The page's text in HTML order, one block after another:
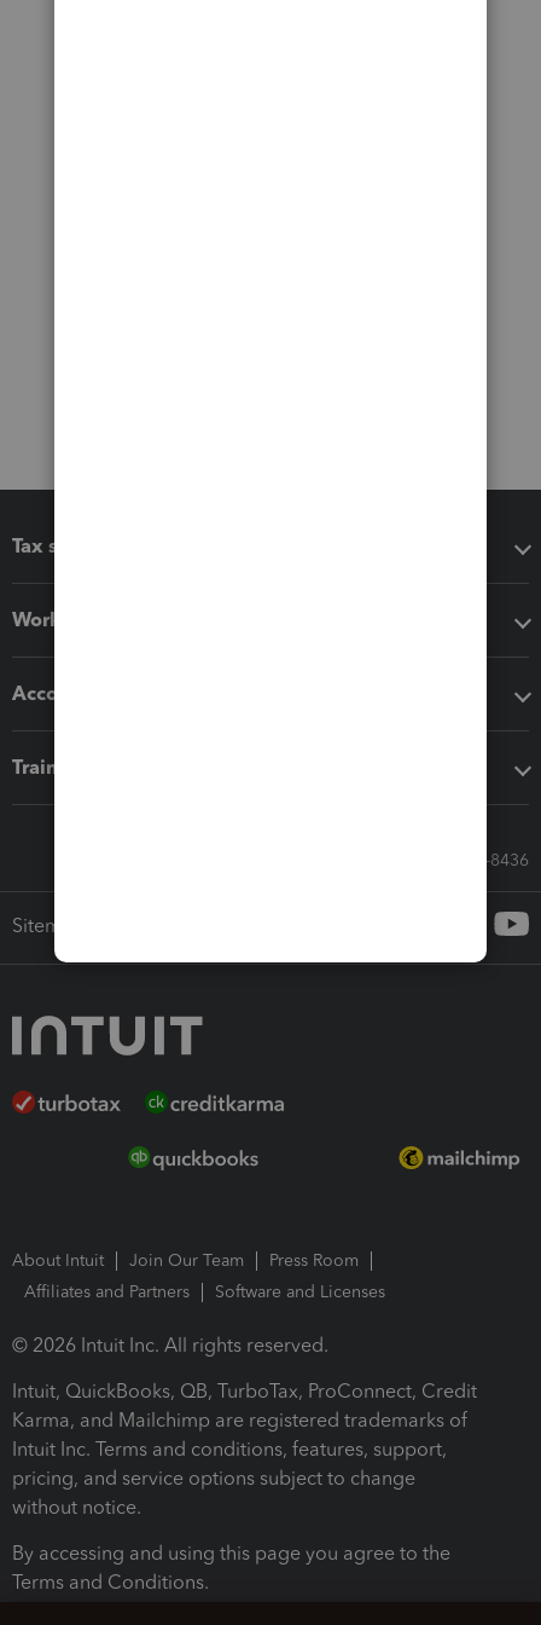
Tax software
Workflow add-ons
Accounting solutions
Training & support
Call Sales: 833-564-8436
Sitemap
About Intuit Join Our Team
Press Room
Affiliates and Partners
Software and Licenses
© 2026 Intuit Inc. All rights reserved.
Intuit, QuickBooks, QB, TurboTax, ProConnect, Credit
Karma, and Mailchimp are registered trademarks of
Intuit Inc. Terms and conditions, features, support,
pricing, and service options subject to change
without notice.
By accessing and using this page you agree to the
Terms and Conditions.